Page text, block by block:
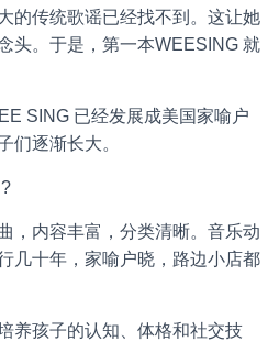
的传统歌谣已经找不到。这让她
头。于是，第一本WEESING 就
SING 已经发展成美国家喻户
们逐渐长大。
内容丰富，分类清晰。音乐动
几十年，家喻户晓，路边小店都
孩子的认知、体格和社交技